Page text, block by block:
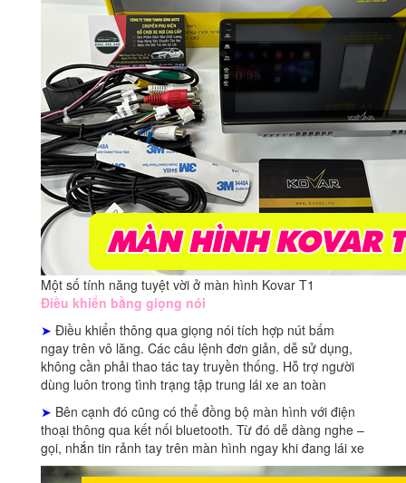
Một số tính năng tuyệt vời ở màn hình Kovar T1
Điều khiển bằng giọng nói
➤ Điều khiển thông qua giọng nói tích hợp nút bấm
ngay trên vô lăng. Các câu lệnh đơn giản, dễ sử dụng,
không cần phải thao tác tay truyền thống. Hỗ trợ người
dùng luôn trong tình trạng tập trung lái xe an toàn
➤ Bên cạnh đó cũng có thể đồng bộ màn hình với điện
thoại thông qua kết nối bluetooth. Từ đó dễ dàng nghe –
gọi, nhắn tin rảnh tay trên màn hình ngay khi đang lái xe